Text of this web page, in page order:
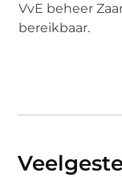
VvE beheer
bereikbaar.